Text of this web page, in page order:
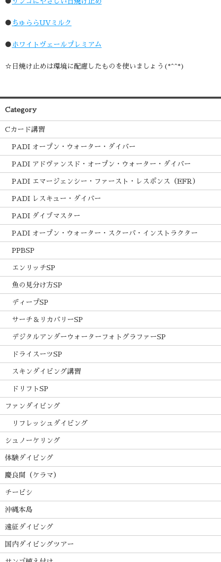
● ちゅららUVミルク
●ホワイトヴェールプレミアム
☆日焼け止めは環境に配慮したものを使いましょう(*^^*)
Category
Cカード講習
PADI オープン・ウォーター・ダイバー
PADI アドヴァンスド・オープン・ウォーター・ダイバー
PADI エマージェンシー・ファースト・レスポンス（EFR）
PADI レスキュー・ダイバー
PADI ダイブマスター
PADI オープン・ウォーター・スクーバ・インストラクター
PPBSP
エンリッチSP
魚の見分け方SP
ディープSP
サーチ＆リカバリーSP
デジタルアンダーウォーターフォトグラファーSP
ドライスーツSP
スキンダイビング講習
ドリフトSP
ファンダイビング
リフレッシュダイビング
シュノーケリング
体験ダイビング
慶良間（ケラマ）
チービシ
沖縄本島
遠征ダイビング
国内ダイビングツアー